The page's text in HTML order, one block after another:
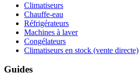
Climatiseurs
Chauffe-eau
Réfrigérateurs
Machines à laver
Congélateurs
Climatiseurs en stock (vente directe)
Guides